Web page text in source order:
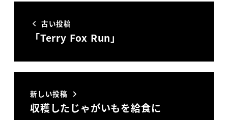
古い投稿
「Terry Fox Run」
新しい投稿
収穫したじゃがいもを給食に